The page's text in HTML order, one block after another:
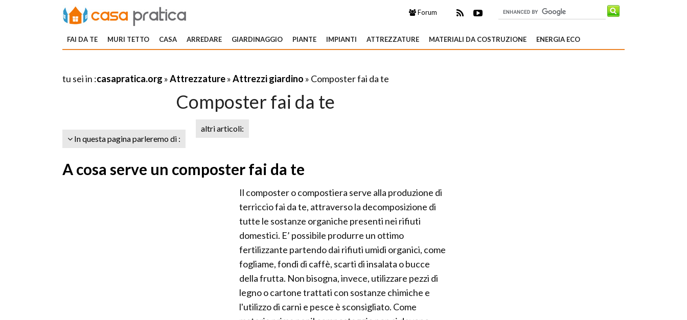
Forum
FAI DA TE MURI TETTO CASA ARREDARE GIARDINAGGIO PIANTE IMPIANTI ATTREZZATURE MATERIALI DA COSTRUZIONE ENERGIA ECO
tu sei in :casapratica.org »Attrezzature»Attrezzi giardino » Composter fai da te
Composter fai da te
In questa pagina parleremo di :
altri articoli:
A cosa serve un composter fai da te
Il composter o compostiera serve alla produzione di
terriccio fai da te, attraverso la decomposizione di
tutte le sostanze organiche presenti nei rifiuti
domestici. E’ possibile produrre un ottimo
fertilizzante partendo dai rifiuti umidi organici, come
fogliame, fondi di caffè, scarti di insalata o bucce
della frutta. Non bisogna, invece, utilizzare pezzi di
legno o cartone trattati con sostanze chimiche e
l'utilizzo di carni e pesce è sconsigliato. Come